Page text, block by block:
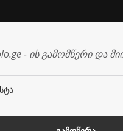
- ის გამომწერი და